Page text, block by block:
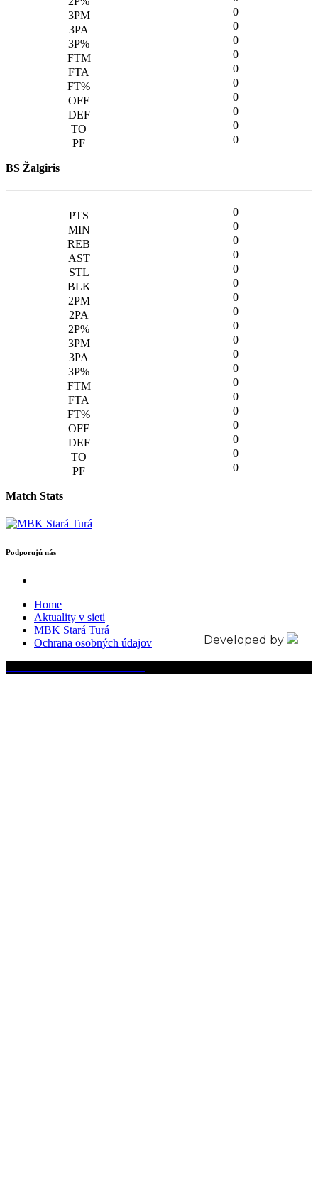
0
0
0
0
0
0
0
0
0
0
BS Žalgiris
0
0
0
0
0
0
0
0
0
0
0
0
0
0
0
0
0
0
0
Match Stats
Podporujú nás
Home
Aktuality v sieti
MBK Stará Turá
Ochrana osobných údajov
Developed by